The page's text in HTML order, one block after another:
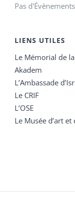
Pas
LIENS UTILES
Le Mémorial de
Akadem
L’Ambassade
Le CRIF
L’OSE
Le Musée d’art